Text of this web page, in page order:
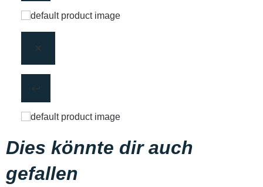
Dies könnte dir auch
gefallen